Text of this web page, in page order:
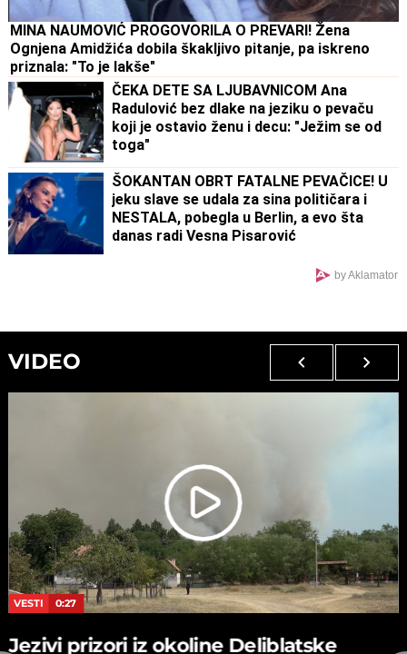
MINA NAUMOVIĆ PROGOVORILA O PREVARI! Žena
Ognjena Amidžića dobila škakljivo pitanje, pa iskreno
priznala: "To je lakše"
ČEKA DETE SA LJUBAVNICOM Ana
Radulović bez dlake na jeziku o pevaču
koji je ostavio ženu i decu: "Ježim se od
toga"
ŠOKANTAN OBRT FATALNE PEVAČICE! U
jeku slave se udala za sina političara i
NESTALA, pobegla u Berlin, a evo šta
danas radi Vesna Pisarović
by Aklamator
VIDEO
VESTI 0:27
Jezivi prizori iz okoline Deliblatske